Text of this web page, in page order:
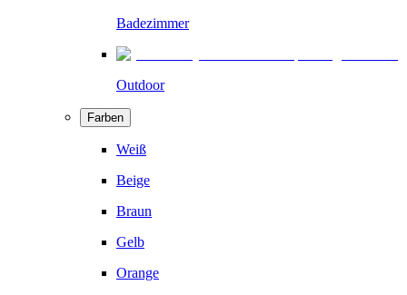
Badezimmer
Outdoor
Farben
Weiß
Beige
Braun
Gelb
Orange